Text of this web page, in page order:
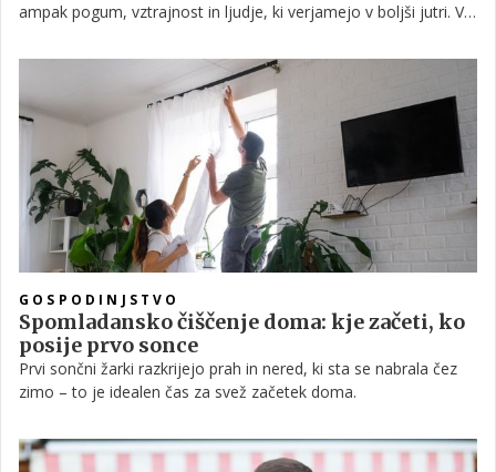
ampak pogum, vztrajnost in ljudje, ki verjamejo v boljši jutri. V
posebnih prenov do zdaj. Zgodbo 12-članske družine Majdič, ki
je s svojo povezanostjo, toplino in iskrenostjo hitro osvojila
gledalce.
GOSPODINJSTVO
Spomladansko čiščenje doma: kje začeti, ko
posije prvo sonce
Prvi sončni žarki razkrijejo prah in nered, ki sta se nabrala čez
zimo – to je idealen čas za svež začetek doma.